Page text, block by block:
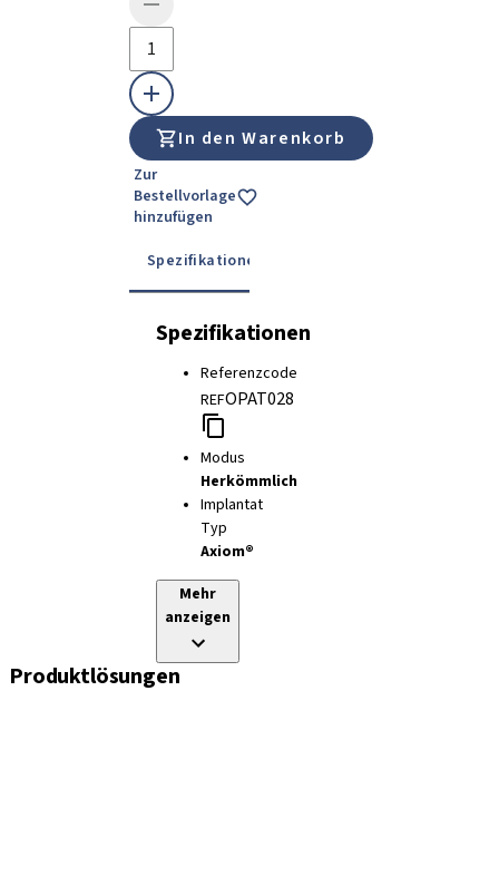
In den Warenkorb
Zur
Bestellvorlage
hinzufügen
Spezifikationen
Spezifikationen
Referenzcode
REFOPAT028
Modus
Herkömmlich
Implantat
Typ
Axiom®
Mehr
anzeigen
Produktlösungen